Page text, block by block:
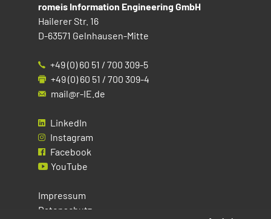
romeis Information Engineering GmbH
Hailerer Str. 16
D-63571 Gelnhausen-Mitte
+49 (0) 60 51 / 700 309-5
+49 (0) 60 51 / 700 309-4
mail@r-IE.de
LinkedIn
Instagram
Facebook
YouTube
Impressum
Datenschutz